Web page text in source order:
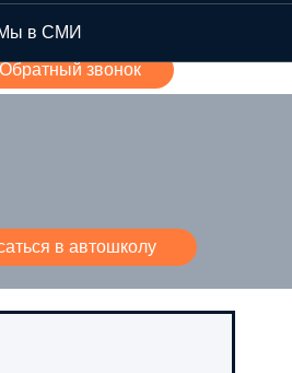
(926) 40-45-177
Обратный звонок
в СМИ
в автошколу